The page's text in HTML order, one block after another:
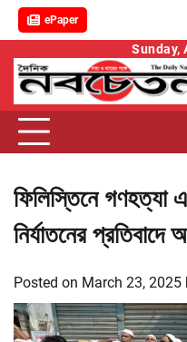
ePaper
content
Sunday,
ফিলিস্তিনে গণহত্যা
নির্যাতনের প্রতিবাদে
Posted on March 23, 2025